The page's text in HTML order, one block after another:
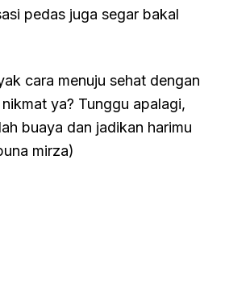
pedas juga segar bakal
cara menuju sehat dengan
ya? Tunggu apalagi,
buaya dan jadikan harimu
mirza)